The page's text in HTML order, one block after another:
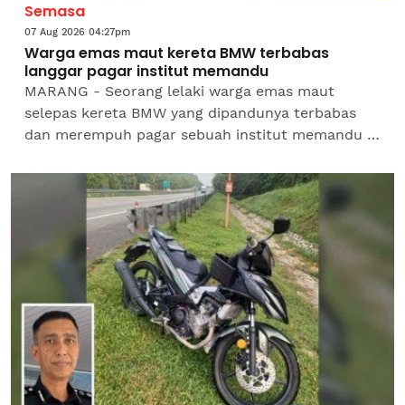
Semasa
07 Aug 2026 04:27pm
Warga emas maut kereta BMW terbabas
langgar pagar institut memandu
MARANG - Seorang lelaki warga emas maut
selepas kereta BMW yang dipandunya terbabas
dan merempuh pagar sebuah institut memandu di
Tuman di sini pada...